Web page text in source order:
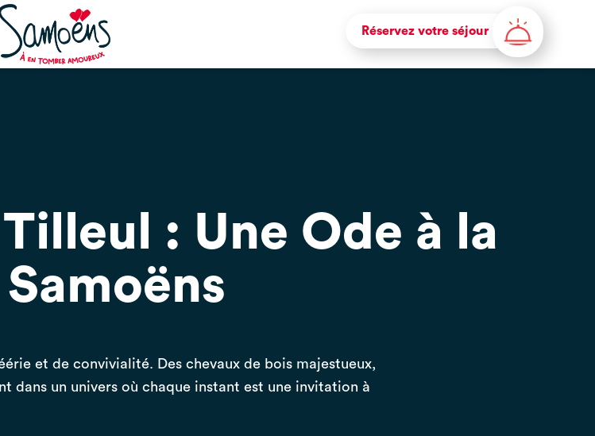
Réservez votre séjour
: Une Ode à la
et de convivialité. Des chevaux de bois majestueux,
dans un univers où chaque instant est une invitation à